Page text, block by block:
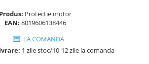
Produs: Protectie motor
EAN: 8019606138446
LA COMANDA
1 zile stoc/10-12 zile la comanda